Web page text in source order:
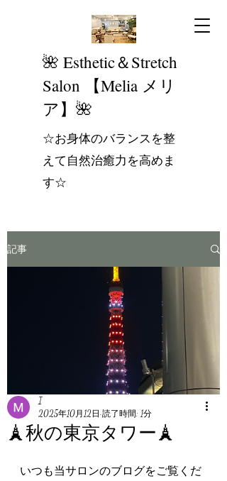
​🌺 Esthetic＆Stretch
Salon 【Melia メリ
ア】🌺
☆お身体のバランスを整
えて自然治癒力を高めま
す☆
記事
🗼秋の東京タワー🗼
I
2025年10月12日 読了時間: 1分
いつも当サロンのブログをご覧くだ